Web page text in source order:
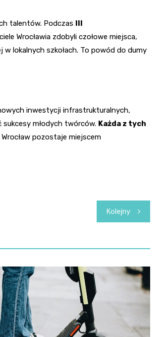
talentów. Podczas
Wrocławia zdobyli czołowe miejsca,
lokalnych szkołach. To powód do dumy
inwestycji infrastrukturalnych,
młodych twórców. Każda z tych
pozostaje miejscem
Kolejny